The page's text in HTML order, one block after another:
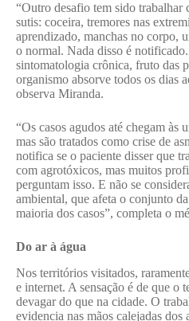
“Outro desafio tem sido trabalhar
sutis: coceira, tremores nas
aprendizado, manchas no corpo,
o normal. Nada disso é
sintomatologia crônica, fruto das
organismo absorve todos os dias
observa Miranda.
“Os casos agudos até chegam às
mas são tratados como crise de
notifica se o paciente disser que
com agrotóxicos, mas muitos
perguntam isso. E não se
ambiental, que afeta o conjunto
maioria dos casos”, completa o
Do ar à água
Nos territórios visitados,
e internet. A sensação é de que o
devagar do que na cidade. O
evidencia nas mãos calejadas dos